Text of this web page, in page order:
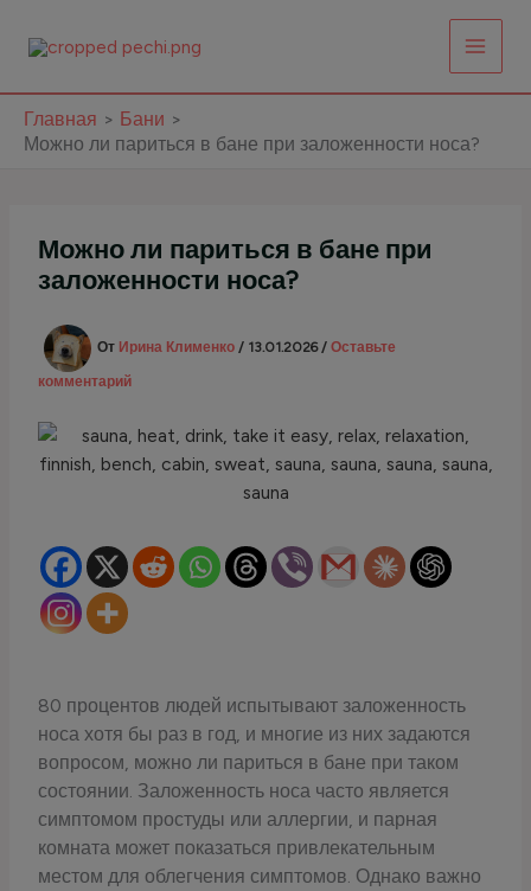
Главная
Бани
Можно ли париться в бане при заложенности носа?
Можно ли париться в бане при
заложенности носа?
От Ирина Клименко/ 13.01.2026/Оставьте
комментарий
80 процентов людей испытывают заложенность
носа хотя бы раз в год, и многие из них задаются
вопросом, можно ли париться в бане при таком
состоянии. Заложенность носа часто является
симптомом простуды или аллергии, и парная
комната может показаться привлекательным
местом для облегчения симптомов. Однако важно